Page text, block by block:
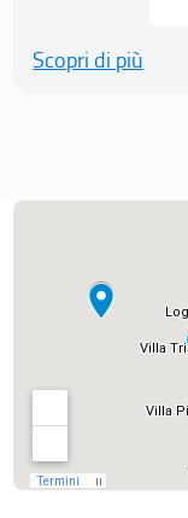
Scopri di più